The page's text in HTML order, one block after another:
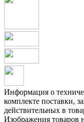
Информация о
комплекте поставки,
действительных в
Изображения товаров